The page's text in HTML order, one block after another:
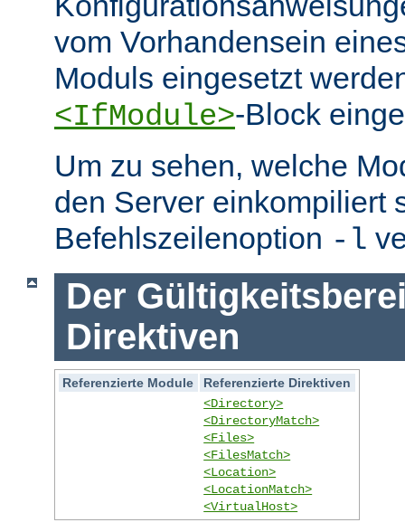
vom Vorhandensein
Moduls eingesetzt
<IfModule>-Block
Um zu sehen, welche
den Server einkompiliert
Befehlszeilenoption -l
Der
Direktiven
Referenzierte Module
Referenzierte Direktiven
<Directory>
<DirectoryMatch>
<Files>
<FilesMatch>
<Location>
<LocationMatch>
<VirtualHost>